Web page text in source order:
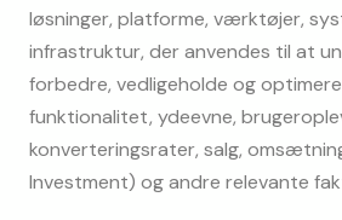
løsninger, platforme, værktøjer,
infrastruktur, der anvendes til at
forbedre, vedligeholde og
funktionalitet, ydeevne,
konverteringsrater, salg,
Investment) og andre relevante